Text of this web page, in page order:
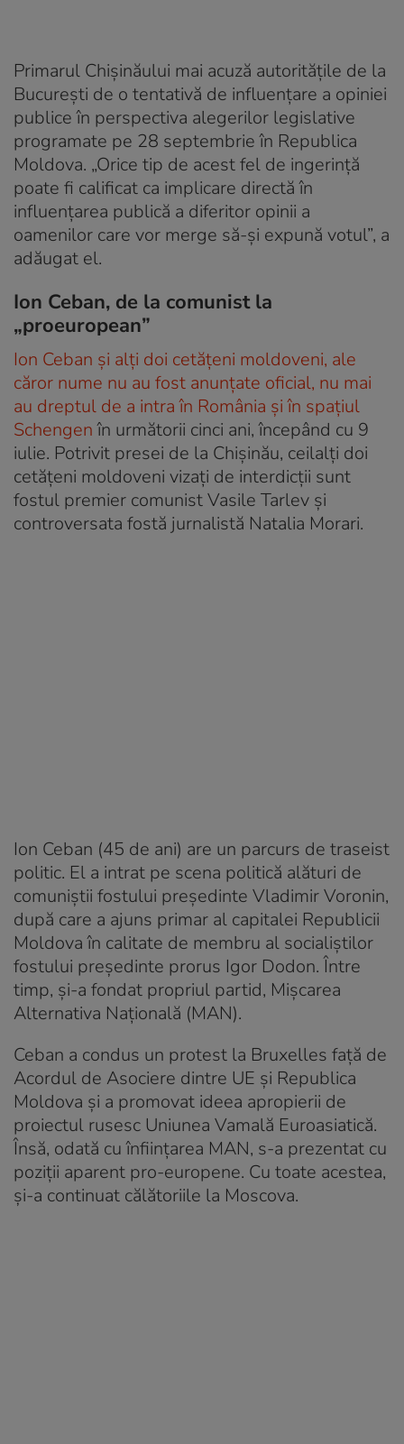
Primarul Chișinăului mai acuză autorităţile de la
Bucureşti de o tentativă de influenţare a opiniei
publice în perspectiva alegerilor legislative
programate pe 28 septembrie în Republica
Moldova. „Orice tip de acest fel de ingerinţă
poate fi calificat ca implicare directă în
influenţarea publică a diferitor opinii a
oamenilor care vor merge să-şi expună votul”, a
adăugat el.
Ion Ceban, de la comunist la
„proeuropean”
Ion Ceban și alți doi cetățeni moldoveni, ale
căror nume nu au fost anunțate oficial, nu mai
au dreptul de a intra în România și în spațiul
Schengenîn următorii cinci ani, începând cu 9
iulie. Potrivit presei de la Chișinău, ceilalți doi
cetățeni moldoveni vizați de interdicții sunt
fostul premier comunist Vasile Tarlev și
controversata fostă jurnalistă Natalia Morari.
Ion Ceban (45 de ani) are un parcurs de traseist
politic. El a intrat pe scena politică alături de
comuniştii fostului preşedinte Vladimir Voronin,
după care a ajuns primar al capitalei Republicii
Moldova în calitate de membru al socialiștilor
fostului președinte prorus Igor Dodon. Între
timp, și-a fondat propriul partid, Mișcarea
Alternativa Națională (MAN).
Ceban a condus un protest la Bruxelles faţă de
Acordul de Asociere dintre UE şi Republica
Moldova și a promovat ideea apropierii de
proiectul rusesc Uniunea Vamală Euroasiatică.
Însă, odată cu înființarea MAN, s-a prezentat cu
poziţii aparent pro-europene. Cu toate acestea,
și-a continuat călătoriile la Moscova.